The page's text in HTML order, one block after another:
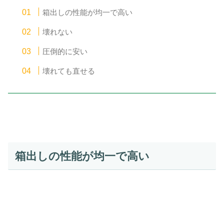
箱出しの性能が均一で高い
壊れない
圧倒的に安い
壊れても直せる
箱出しの性能が均一で高い